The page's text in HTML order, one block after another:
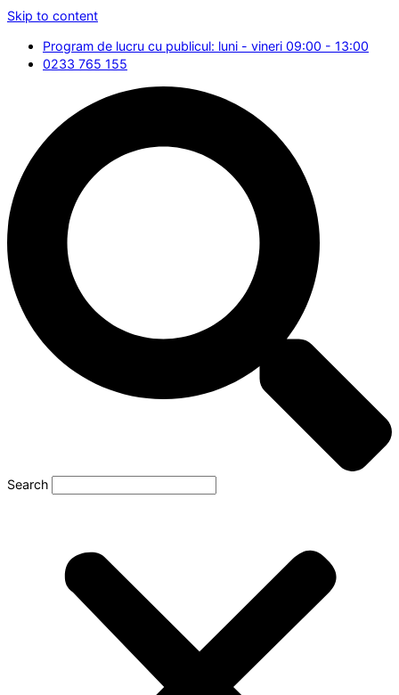
Skip to content
Program de lucru cu publicul: luni - vineri 09:00 - 13:00
0233 765 155
Search